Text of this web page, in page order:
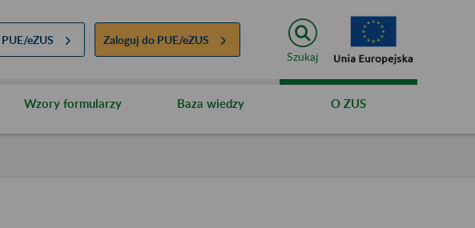
PUE/eZUS Zaloguj do PUE/eZUS
Szukaj
Wzory formularzy Baza wiedzy O ZUS